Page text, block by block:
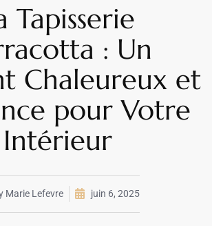
Tapisserie
: Un
Chaleureux et
pour Votre
Intérieur
Marie Lefevre juin 6, 2025